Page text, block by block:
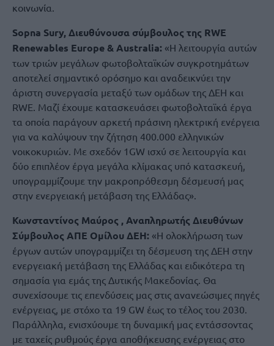
κοινωνία.
Sopna Sury, Διευθύνουσα σύμβουλος της RWE
Renewables Europe & Australia: «Η λειτουργία αυτών
των τριών μεγάλων φωτοβολταϊκών συγκροτημάτων
αποτελεί σημαντικό ορόσημο και αναδεικνύει την
άριστη συνεργασία μεταξύ των ομάδων της ΔΕΗ και
RWE. Μαζί έχουμε κατασκευάσει φωτοβολταϊκά έργα
τα οποία παράγουν αρκετή πράσινη ηλεκτρική ενέργεια
για να καλύψουν την ζήτηση 400.000 ελληνικών
νοικοκυριών. Με σχεδόν 1GW ισχύ σε λειτουργία και
δύο επιπλέον έργα μεγάλα κλίμακας υπό κατασκευή,
υπογραμμίζουμε την μακροπρόθεσμη δέσμευσή μας
στην ενεργειακή μετάβαση της Ελλάδας».
Κωνσταντίνος Μαύρος , Αναπληρωτής Διευθύνων
Σύμβουλος ΑΠΕ Ομίλου ΔΕΗ: «Η ολοκλήρωση των
έργων αυτών υπογραμμίζει τη δέσμευση της ΔΕΗ στην
ενεργειακή μετάβαση της Ελλάδας και ειδικότερα τη
σημασία για εμάς της Δυτικής Μακεδονίας. Θα
συνεχίσουμε τις επενδύσεις μας στις ανανεώσιμες πηγές
ενέργειας, με στόχο τα 19 GW έως το τέλος του 2030.
Παράλληλα, ενισχύουμε τη δυναμική μας εντάσσοντας
με ταχείς ρυθμούς έργα αποθήκευσης ενέργειας στο